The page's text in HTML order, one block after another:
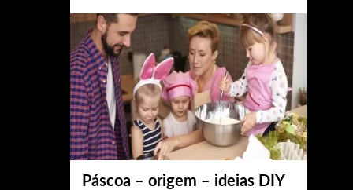
Páscoa – origem – ideias DIY